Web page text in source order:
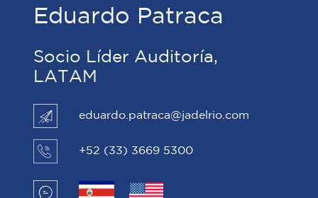
Eduardo Patraca
Socio Líder Auditoría,
LATAM
eduardo.patraca@jadelrio.com
+52 (33) 3669 5300